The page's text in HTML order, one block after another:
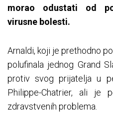
morao odustati od
virusne bolesti.
Arnaldi, koji je prethodno
polufinala jednog Grand
protiv svog prijatelja u
Philippe-Chatrier, ali je
zdravstvenih problema.